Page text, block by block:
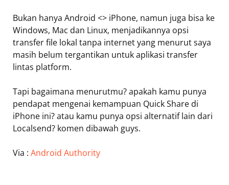
Bukan hanya Android <> iPhone, namun juga bisa ke
Windows, Mac dan Linux, menjadikannya opsi
transfer file lokal tanpa internet yang menurut saya
masih belum tergantikan untuk aplikasi transfer
lintas platform.
Tapi bagaimana menurutmu? apakah kamu punya
pendapat mengenai kemampuan Quick Share di
iPhone ini? atau kamu punya opsi alternatif lain dari
Localsend? komen dibawah guys.
Via : Android Authority